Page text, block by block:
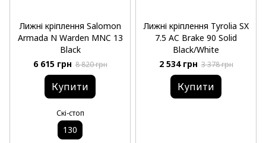
Лижні кріплення Salomon
Armada N Warden MNC 13
Black
6 615 грн 8 820 грн
Купити
Скі-стоп
130
Лижні кріплення Tyrolia SX
7.5 AC Brake 90 Solid
Black/White
2 534 грн 3 378 грн
Купити